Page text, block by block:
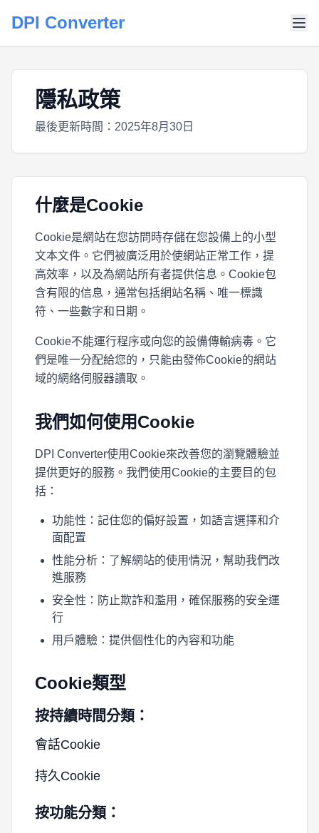
DPI Converter
隱私政策
最後更新時間：2025年8月30日
什麼是Cookie
Cookie是網站在您訪問時存儲在您設備上的小型
文本文件。它們被廣泛用於使網站正常工作，提
高效率，以及為網站所有者提供信息。Cookie包
含有限的信息，通常包括網站名稱、唯一標識
符、一些數字和日期。
Cookie不能運行程序或向您的設備傳輸病毒。它
們是唯一分配給您的，只能由發佈Cookie的網站
域的網絡伺服器讀取。
我們如何使用Cookie
DPI Converter使用Cookie來改善您的瀏覽體驗並
提供更好的服務。我們使用Cookie的主要目的包
括：
功能性：記住您的偏好設置，如語言選擇和介
面配置
性能分析：了解網站的使用情況，幫助我們改
進服務
安全性：防止欺詐和濫用，確保服務的安全運
行
用戶體驗：提供個性化的內容和功能
Cookie類型
按持續時間分類：
會話Cookie
持久Cookie
按功能分類：